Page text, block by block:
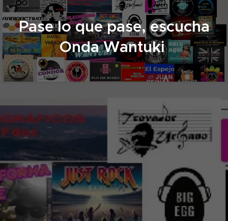
Pase lo que pase, escucha
Onda Wantuki